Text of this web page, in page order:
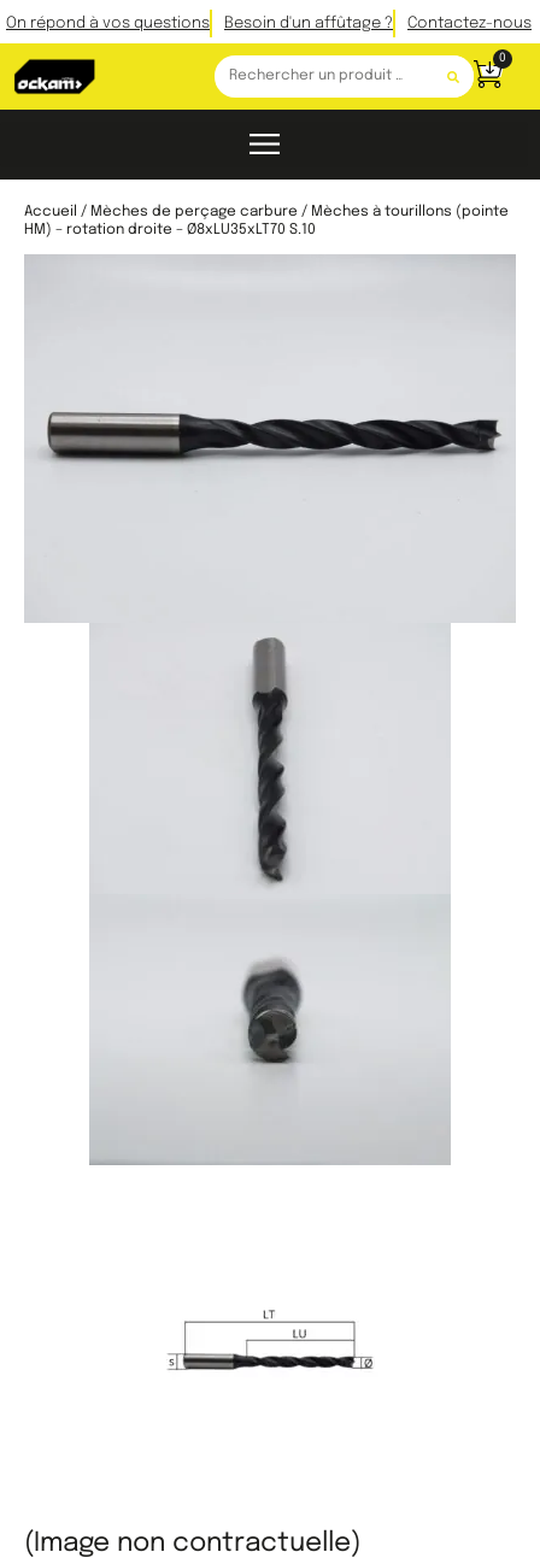
On répond à vos questions Besoin d'un affûtage ? Contactez-nous
0
Accueil / Mèches de perçage carbure / Mèches à tourillons (pointe
HM) – rotation droite – Ø8xLU35xLT70 S.10
(Image non contractuelle)